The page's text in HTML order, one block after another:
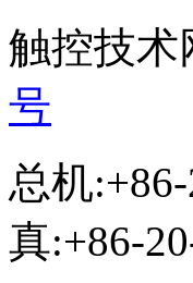
触控技术
号
总机
真:+86-